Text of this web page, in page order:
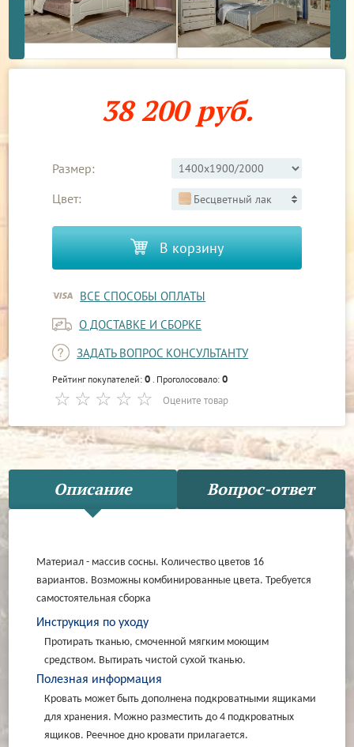
38 200 руб.
Размер:
Цвет:
Бесцветный лак
В корзину
ВСЕ СПОСОБЫ ОПЛАТЫ
О ДОСТАВКЕ И СБОРКЕ
ЗАДАТЬ ВОПРОС КОНСУЛЬТАНТУ
Рейтинг покупателей:0 . Проголосовало:0
Оцените товар
Описание Вопрос-ответ
Материал - массив сосны. Количество цветов 16
вариантов. Возможны комбинированные цвета. Требуется
самостоятельная сборка
Инструкция по уходу
Протирать тканью, смоченной мягким моющим
средством. Вытирать чистой сухой тканью.
Полезная информация
Кровать может быть дополнена подкроватными ящиками
для хранения. Можно разместить до 4 подкроватных
ящиков. Реечное дно кровати прилагается.